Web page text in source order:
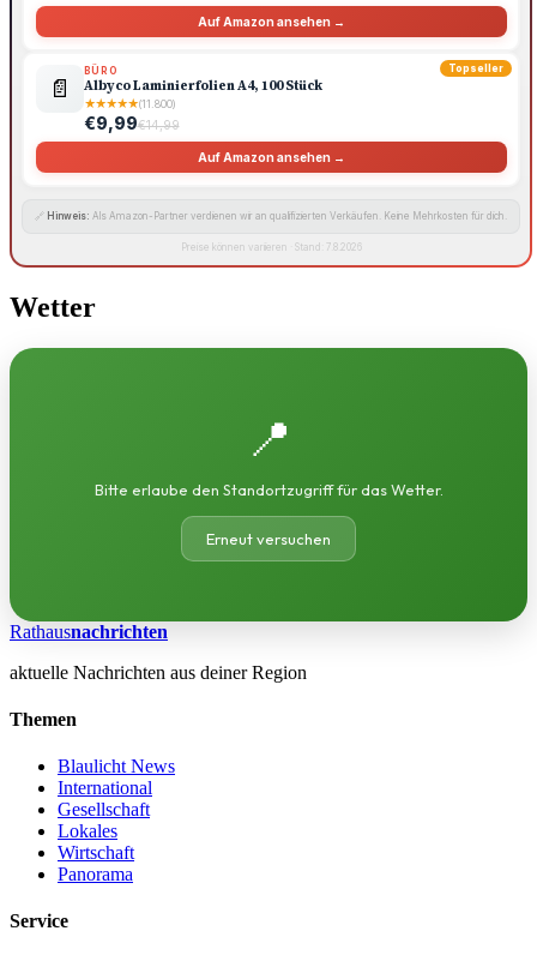
Auf Amazon ansehen →
Topseller
📄
BÜRO
Albyco Laminierfolien A4, 100 Stück
★★★★★(11.800)
€9,99€14,99
Auf Amazon ansehen →
🔗 Hinweis: Als Amazon-Partner verdienen wir an qualifizierten Verkäufen. Keine Mehrkosten für dich.
Preise können variieren · Stand: 7.8.2026
Wetter
📍
Bitte erlaube den Standortzugriff für das Wetter.
Erneut versuchen
Rathausnachrichten
aktuelle Nachrichten aus deiner Region
Themen
Blaulicht News
International
Gesellschaft
Lokales
Wirtschaft
Panorama
Service